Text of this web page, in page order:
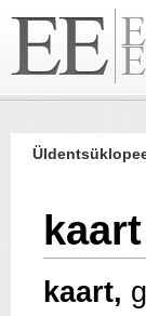
kaart
kaart,